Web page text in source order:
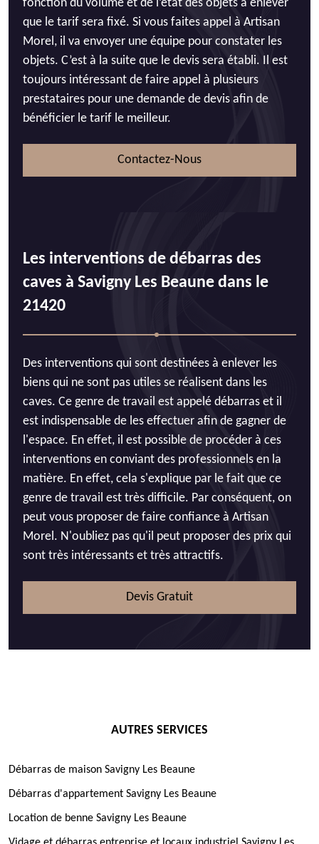
fonction du volume et de l’état des objets à enlever
que le tarif sera fixé. Si vous faites appel à Artisan
Morel, il va envoyer une équipe pour constater les
objets. C’est à la suite que le devis sera établi. Il est
toujours intéressant de faire appel à plusieurs
prestataires pour une demande de devis afin de
bénéficier le tarif le meilleur.
Contactez-Nous
Les interventions de débarras des
caves à Savigny Les Beaune dans le
21420
Des interventions qui sont destinées à enlever les
biens qui ne sont pas utiles se réalisent dans les
caves. Ce genre de travail est appelé débarras et il
est indispensable de les effectuer afin de gagner de
l'espace. En effet, il est possible de procéder à ces
interventions en conviant des professionnels en la
matière. En effet, cela s'explique par le fait que ce
genre de travail est très difficile. Par conséquent, on
peut vous proposer de faire confiance à Artisan
Morel. N'oubliez pas qu'il peut proposer des prix qui
sont très intéressants et très attractifs.
Devis Gratuit
AUTRES SERVICES
Débarras de maison Savigny Les Beaune
Débarras d'appartement Savigny Les Beaune
Location de benne Savigny Les Beaune